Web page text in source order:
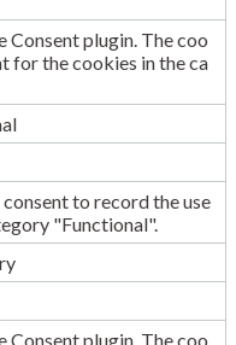
Consent plugin. The coo
for the cookies in the ca
to record the use
"Functional".
Consent plugin. The coo